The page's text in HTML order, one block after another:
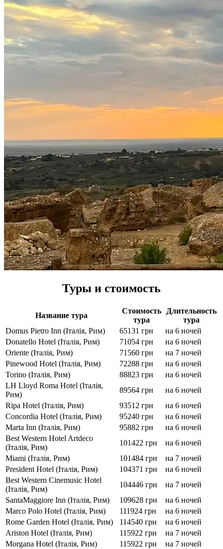
Туры и стоимость
Название тура
Стоимость
тура
Длительность
тура
Domus Pietro Inn (Італія, Рим)
65131 грн
на 6 ночей
Donatello Hotel (Італія, Рим)
71054 грн
на 6 ночей
Oriente (Італія, Рим)
71560 грн
на 7 ночей
Pinewood Hotel (Італія, Рим)
72288 грн
на 6 ночей
Torino (Італія, Рим)
88823 грн
на 6 ночей
LH Lloyd Roma Hotel (Італія,
Рим)
89564 грн
на 6 ночей
Ripa Hotel (Італія, Рим)
93512 грн
на 6 ночей
Concordia Hotel (Італія, Рим)
95240 грн
на 6 ночей
Marta Inn (Італія, Рим)
95882 грн
на 6 ночей
Best Western Hotel Artdeco
(Італія, Рим)
101422 грн
на 6 ночей
Miami (Італія, Рим)
101484 грн
на 7 ночей
President Hotel (Італія, Рим)
104371 грн
на 6 ночей
Best Western Cinemusic Hotel
(Італія, Рим)
104446 грн
на 7 ночей
SantaMaggiore Inn (Італія, Рим)
109628 грн
на 6 ночей
Marco Polo Hotel (Італія, Рим)
111924 грн
на 6 ночей
Rome Garden Hotel (Італія, Рим)
114540 грн
на 6 ночей
Ariston Hotel (Італія, Рим)
115922 грн
на 7 ночей
Morgana Hotel (Італія, Рим)
115922 грн
на 7 ночей